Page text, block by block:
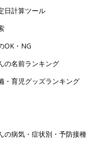
日計算ツール
OK・NG
の名前ランキング
・育児グッズランキング
の病気・症状別・予防接種